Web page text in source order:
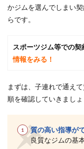
札幌
店｜
有資
レー
ナー
連れ
けら
5.3
3位：
リボ
かジムを選んでしまい
らです。
スポーツジム等での
情報をみる！
まずは、子連れで通え
順を確認していきましょ
質の高い指導が
良質なジムの基